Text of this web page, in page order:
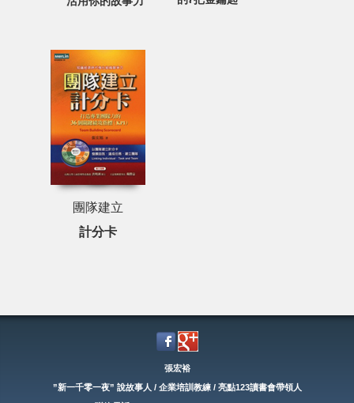
團隊建立
計分卡
張宏裕
”新一千零一夜” 說故事人 / 企業培訓教練 / 亮點123讀書會帶領人